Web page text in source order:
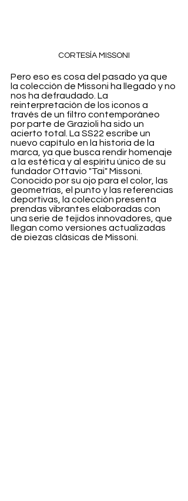
CORTESÍA MISSONI
Pero eso es cosa del pasado ya que
la colección de Missoni ha llegado y no
nos ha defraudado. La
reinterpretación de los iconos a
través de un filtro contemporáneo
por parte de Grazioli ha sido un
acierto total. La SS22 escribe un
nuevo capítulo en la historia de la
marca, ya que busca rendir homenaje
a la estética y al espíritu único de su
fundador Ottavio "Tai" Missoni.
Conocido por su ojo para el color, las
geometrías, el punto y las referencias
deportivas, la colección presenta
prendas vibrantes elaboradas con
una serie de tejidos innovadores, que
llegan como versiones actualizadas
de piezas clásicas de Missoni.